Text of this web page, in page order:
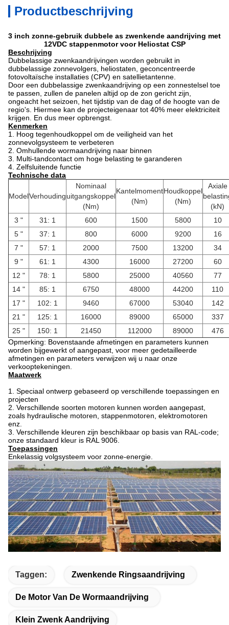
Productbeschrijving
3 inch zonne-gebruik dubbele as zwenkende aandrijving met
12VDC stappenmotor voor Heliostat CSP
Beschrijving
Dubbelassige zwenkaandrijvingen worden gebruikt in
dubbelassige zonnevolgers, heliostaten, geconcentreerde
fotovoltaïsche installaties (CPV) en satellietantenne.
Door een dubbelassige zwenkaandrijving op een zonnestelsel toe
te passen, zullen de panelen altijd op de zon gericht zijn,
ongeacht het seizoen, het tijdstip van de dag of de hoogte van de
regio's. Hiermee kan de projecteigenaar tot 40% meer elektriciteit
krijgen.
En dus meer opbrengst.
Kenmerken
1. Hoog tegenhoudkoppel om de veiligheid van het
zonnevolgsysteem te verbeteren
2. Omhullende wormaandrijving naar binnen
3. Multi-tandcontact om hoge belasting te garanderen
4. Zelfsluitende functie
Technische data
ModelVerhouding
Nominaal
uitgangskoppel
(Nm)
Kantelmoment
(Nm)
Houdkoppel
(Nm)
Axiale
(kN)
3 "
31: 1 600 1500 5800
10
5 "
37: 1 800 6000 9200
16
7 "
57: 1 2000 7500 13200
34
9 "
61: 1 4300 16000 27200
60
12 "
78: 1 5800 25000 40560
77
14 "
85: 1 6750 48000 44200
110
17 "
102: 1 9460 67000 53040
142
21 "
125: 1 16000 89000 65000
337
25 "
150: 1 21450 112000 89000
476
Opmerking: Bovenstaande afmetingen en parameters kunnen
worden bijgewerkt of aangepast, voor meer gedetailleerde
afmetingen en parameters verwijzen wij u naar onze
verkooptekeningen.
Maatwerk
1. Speciaal ontwerp gebaseerd op verschillende toepassingen en
projecten
2. Verschillende soorten motoren kunnen worden aangepast,
zoals hydraulische motoren, stappenmotoren, elektromotoren
enz.
3. Verschillende kleuren zijn beschikbaar op basis van RAL-code;
onze standaard kleur is RAL 9006.
Toepassingen
Enkelassig volgsysteem voor zonne-energie.
Taggen: Zwenkende Ringsaandrijving
De Motor Van De Wormaandrijving
Klein Zwenk Aandrijving